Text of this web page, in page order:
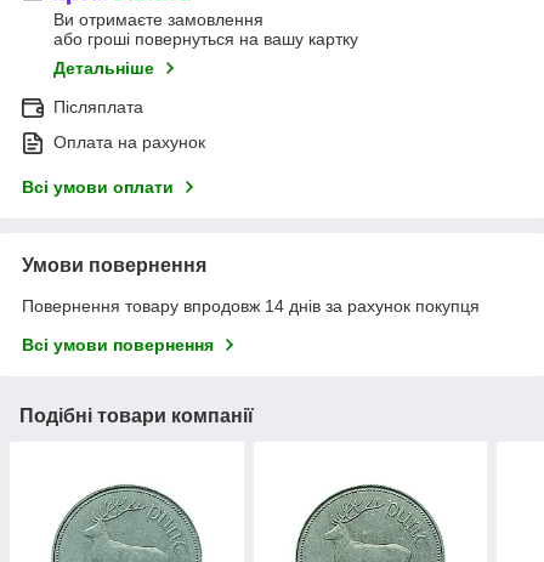
Ви отримаєте замовлення
або гроші повернуться на вашу картку
Детальніше
Післяплата
Оплата на рахунок
Всі умови оплати
Умови повернення
Повернення товару впродовж 14 днів за рахунок покупця
Всі умови повернення
Подібні товари компанії